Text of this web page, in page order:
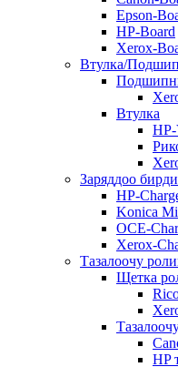
Epson-
HP-Board
Xerox-
Втулка/
Втулка
Заряддоо
HP-
Konica
OCE-
Xerox-
Тазалоочу
Щетка
HP